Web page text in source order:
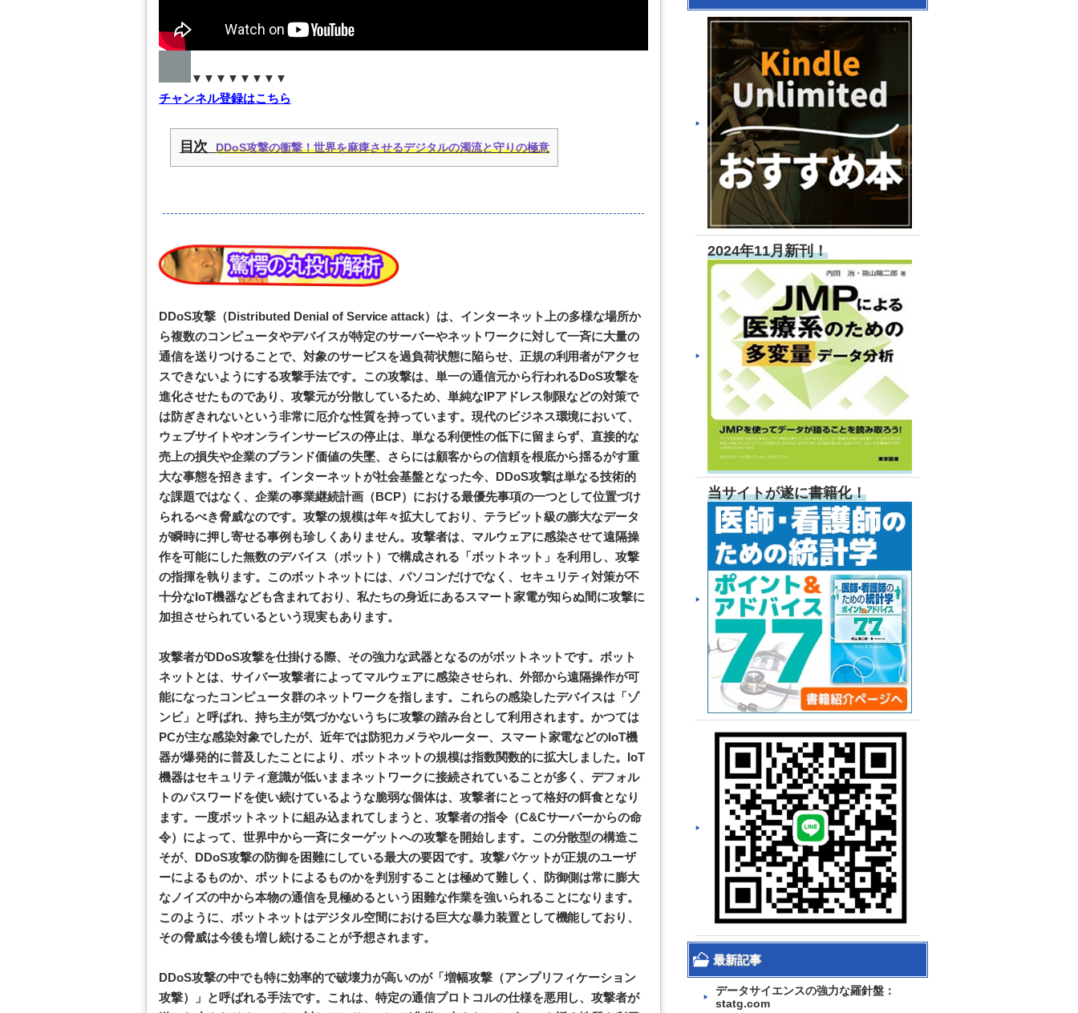
▼▼▼▼▼▼▼▼
チャンネル登録はこちら
目次DDoS攻撃の衝撃！世界を麻痺させるデジタルの濁流と守りの極意
DDoS攻撃（Distributed Denial of Service attack）は、インターネット上の多様な場所か
ら複数のコンピュータやデバイスが特定のサーバーやネットワークに対して一斉に大量の
通信を送りつけることで、対象のサービスを過負荷状態に陥らせ、正規の利用者がアクセ
スできないようにする攻撃手法です。この攻撃は、単一の通信元から行われるDoS攻撃を
進化させたものであり、攻撃元が分散しているため、単純なIPアドレス制限などの対策で
は防ぎきれないという非常に厄介な性質を持っています。現代のビジネス環境において、
ウェブサイトやオンラインサービスの停止は、単なる利便性の低下に留まらず、直接的な
売上の損失や企業のブランド価値の失墜、さらには顧客からの信頼を根底から揺るがす重
大な事態を招きます。インターネットが社会基盤となった今、DDoS攻撃は単なる技術的
な課題ではなく、企業の事業継続計画（BCP）における最優先事項の一つとして位置づけ
られるべき脅威なのです。攻撃の規模は年々拡大しており、テラビット級の膨大なデータ
が瞬時に押し寄せる事例も珍しくありません。攻撃者は、マルウェアに感染させて遠隔操
作を可能にした無数のデバイス（ボット）で構成される「ボットネット」を利用し、攻撃
の指揮を執ります。このボットネットには、パソコンだけでなく、セキュリティ対策が不
十分なIoT機器なども含まれており、私たちの身近にあるスマート家電が知らぬ間に攻撃に
加担させられているという現実もあります。
攻撃者がDDoS攻撃を仕掛ける際、その強力な武器となるのがボットネットです。ボット
ネットとは、サイバー攻撃者によってマルウェアに感染させられ、外部から遠隔操作が可
能になったコンピュータ群のネットワークを指します。これらの感染したデバイスは「ゾ
ンビ」と呼ばれ、持ち主が気づかないうちに攻撃の踏み台として利用されます。かつては
PCが主な感染対象でしたが、近年では防犯カメラやルーター、スマート家電などのIoT機
器が爆発的に普及したことにより、ボットネットの規模は指数関数的に拡大しました。IoT
機器はセキュリティ意識が低いままネットワークに接続されていることが多く、デフォル
トのパスワードを使い続けているような脆弱な個体は、攻撃者にとって格好の餌食となり
ます。一度ボットネットに組み込まれてしまうと、攻撃者の指令（C&Cサーバーからの命
令）によって、世界中から一斉にターゲットへの攻撃を開始します。この分散型の構造こ
そが、DDoS攻撃の防御を困難にしている最大の要因です。攻撃パケットが正規のユーザ
ーによるものか、ボットによるものかを判別することは極めて難しく、防御側は常に膨大
なノイズの中から本物の通信を見極めるという困難な作業を強いられることになります。
このように、ボットネットはデジタル空間における巨大な暴力装置として機能しており、
その脅威は今後も増し続けることが予想されます。
DDoS攻撃の中でも特に効率的で破壊力が高いのが「増幅攻撃（アンプリフィケーション
攻撃）」と呼ばれる手法です。これは、特定の通信プロトコルの仕様を悪用し、攻撃者が
2024年11月新刊！
当サイトが遂に書籍化！
最新記事
データサイエンスの強力な羅針盤：
statg.com